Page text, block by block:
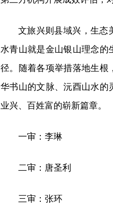
文旅兴则县域兴，生态
水青山就是金山银山理念的
径。随着各项举措落地生根
华书山的文脉、沅酉山水的
业兴、百姓富的崭新篇章。
一审：李琳
二审：唐圣利
三审：张环